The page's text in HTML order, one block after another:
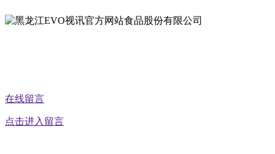
在线留言
点击进入留言